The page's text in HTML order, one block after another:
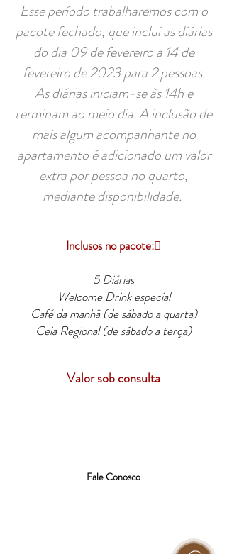
Esse período trabalharemos com o
pacote fechado, que inclui as diárias
do dia 09 de fevereiro a 14 de
fevereiro de 2023 para 2 pessoas.
As diárias iniciam-se às 14h e
terminam ao meio dia. A inclusão de
mais algum acompanhante no
apartamento é adicionado um valor
extra por pessoa no quarto,
mediante disponibilidade.
Inclusos no pacote:
5 Diárias
Welcome Drink especial
Café da manhã (de sábado a quarta)
Ceia Regional (de sábado a terça)
Valor sob consulta
Fale Conosco